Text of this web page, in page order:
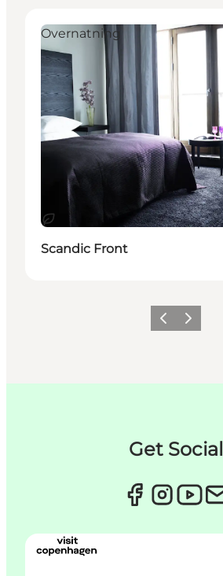
Bærekraftig
Overnatning
Scandic Front
ForrigeNeste
Get Social